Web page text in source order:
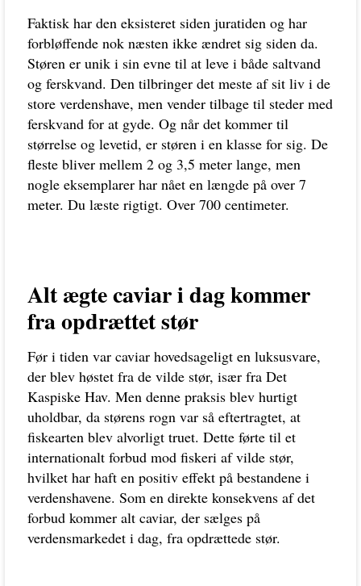
Faktisk har den eksisteret siden juratiden og har
forbløffende nok næsten ikke ændret sig siden da.
Støren er unik i sin evne til at leve i både saltvand
og ferskvand. Den tilbringer det meste af sit liv i de
store verdenshave, men vender tilbage til steder med
ferskvand for at gyde. Og når det kommer til
størrelse og levetid, er støren i en klasse for sig. De
fleste bliver mellem 2 og 3,5 meter lange, men
nogle eksemplarer har nået en længde på over 7
meter. Du læste rigtigt. Over 700 centimeter.
Alt ægte caviar i dag kommer
fra opdrættet stør
Før i tiden var caviar hovedsageligt en luksusvare,
der blev høstet fra de vilde stør, især fra Det
Kaspiske Hav. Men denne praksis blev hurtigt
uholdbar, da størens rogn var så eftertragtet, at
fiskearten blev alvorligt truet. Dette førte til et
internationalt forbud mod fiskeri af vilde stør,
hvilket har haft en positiv effekt på bestandene i
verdenshavene. Som en direkte konsekvens af det
forbud kommer alt caviar, der sælges på
verdensmarkedet i dag, fra opdrættede stør.